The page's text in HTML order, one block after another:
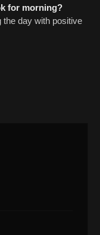
for morning?
the day with positive